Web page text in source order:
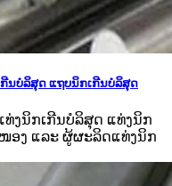
ກີນບໍລິສຸດ ແຖບນິກເກີນບໍລິສຸດ
ທ່ງນິກເກີນບໍລິສຸດ ແທ່ງນິກ
ໜອງ ແລະ ຜູ້ຜະລິດແທ່ງນິກ